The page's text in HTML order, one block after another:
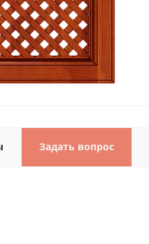
Задать вопрос